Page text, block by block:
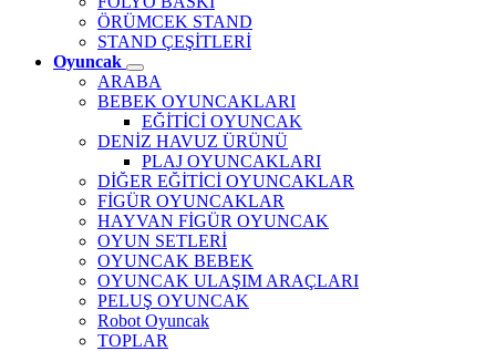
ÖRÜMCEK STAND
STAND ÇEŞİTLERİ
Oyuncak
ARABA
BEBEK OYUNCAKLARI
EĞİTİCİ OYUNCAK
DENİZ HAVUZ ÜRÜNÜ
PLAJ OYUNCAKLARI
DİĞER EĞİTİCİ OYUNCAKLAR
FİGÜR OYUNCAKLAR
HAYVAN FİGÜR OYUNCAK
OYUN SETLERİ
OYUNCAK BEBEK
OYUNCAK ULAŞIM ARAÇLARI
PELUŞ OYUNCAK
Robot Oyuncak
TOPLAR